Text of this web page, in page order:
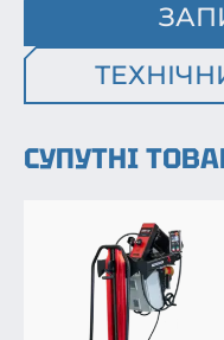
СУПУТНІ